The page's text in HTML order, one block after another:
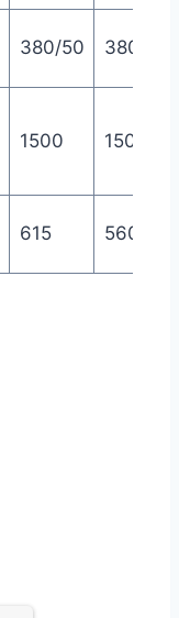
380/50 380/50
1500 1500
615 560